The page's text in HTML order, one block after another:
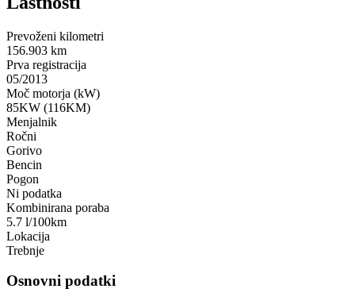
Prevoženi kilometri
156.903 km
Prva registracija
05/2013
Moč motorja (kW)
85KW (116KM)
Menjalnik
Ročni
Gorivo
Bencin
Pogon
Ni podatka
Kombinirana poraba
5.7 l/100km
Lokacija
Trebnje
Osnovni podatki